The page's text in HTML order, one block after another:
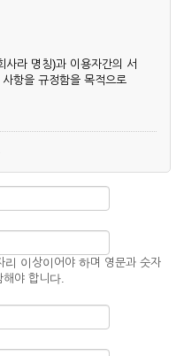
사라 명칭)과 이용자간의 서
항을 규정함을 목적으로
생할 경우 온라인 공사를
을 경우 서비스 이용을 중
다. 약관의 효력 발생일 이
리 이상이어야 하며 영문과 숫자
해야 합니다.